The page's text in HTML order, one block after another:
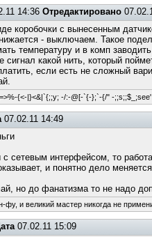
14:36 Отредактировано
коробочки с вынесенным
- выключаем. Такое
температуру и в комп
какой нить, который
если есть не сложный
{<-|}<&|`{;;y; -/:-@[-`{-};`-{/" -;;s;;$_;see'
07.02.11 14:49
сетевым интерфейсом, то
и понятно дело
но до фанатизма то не надо
фу, и великий мастер никогда не
07.02.11 15:09